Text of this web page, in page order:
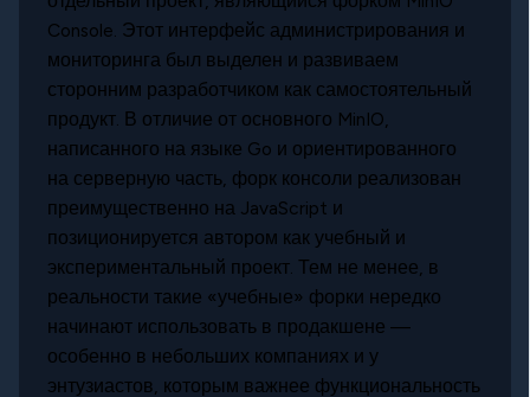
Console. Этот интерфейс администрирования и
мониторинга был выделен и развиваем
сторонним разработчиком как самостоятельный
продукт. В отличие от основного MinIO,
написанного на языке Go и ориентированного
на серверную часть, форк консоли реализован
преимущественно на JavaScript и
позиционируется автором как учебный и
экспериментальный проект. Тем не менее, в
реальности такие «учебные» форки нередко
начинают использовать в продакшене —
особенно в небольших компаниях и у
энтузиастов, которым важнее функциональность